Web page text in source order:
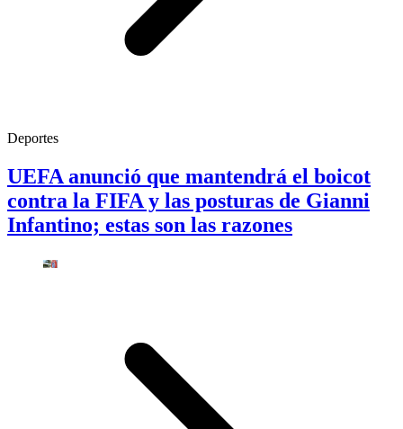
Deportes
UEFA anunció que mantendrá el boicot
contra la FIFA y las posturas de Gianni
Infantino; estas son las razones